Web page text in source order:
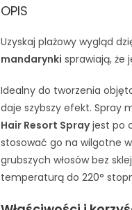
OPIS
Uzyskaj plażowy wygląd
mandarynki sprawiają, że
Idealny do tworzenia
daje szybszy efekt. Spray
Hair Resort Sprayjest po
stosować go na wilgotne
grubszych włosów bez
temperaturą do 220°